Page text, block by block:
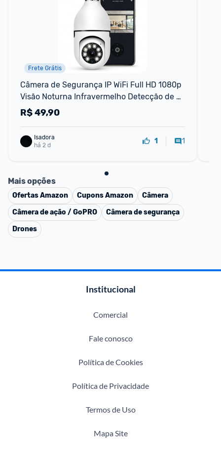
Frete Grátis
Câmera de Segurança IP WiFi Full HD 1080p
Visão Noturna Infravermelho Detecção de
Movimento Áudio Bidirecional,
R$49,90
Isadora
há 2 d
1 1
Mais opções
OfertasAmazon CuponsAmazon
Câmera
Câmera de ação / GoPRO
Câmera de segurança
Drones
Institucional
Comercial
Fale conosco
Política de Cookies
Política de Privacidade
Termos de Uso
Mapa Site